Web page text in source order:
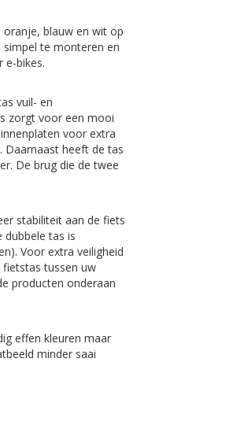
blauw en wit op
simpel te monteren en
e-bikes.
vuil- en
zorgt voor een mooi
voor extra
Daarnaast heeft de tas
De brug die de twee
stabiliteit aan de fiets
tas is
Voor extra veiligheid
tussen uw
producten onderaan
effen kleuren maar
minder saai